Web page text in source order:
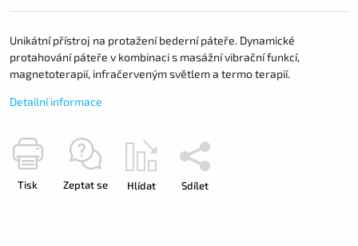
Unikátní přístroj na protažení bederní páteře. Dynamické
protahování páteře v kombinaci s masážní vibrační funkcí,
magnetoterapií, infračerveným světlem a termo terapií.
Detailní informace
Tisk Zeptat se Hlídat Sdílet